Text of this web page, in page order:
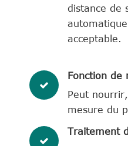
distance de
acceptable.
Fonction de
Peut
mesure du
Traitement